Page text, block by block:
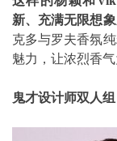
新、充满无限想
克多与罗夫香氛
魅力，让浓烈香
鬼才设计师双人